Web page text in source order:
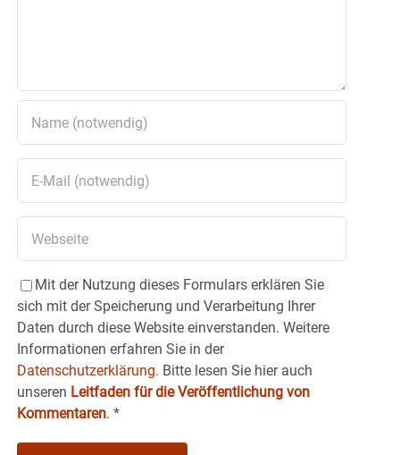
Mit der Nutzung dieses Formulars erklären Sie
sich mit der Speicherung und Verarbeitung Ihrer
Daten durch diese Website einverstanden. Weitere
Informationen erfahren Sie in der
Datenschutzerklärung. Bitte lesen Sie hier auch
unseren Leitfaden für die Veröffentlichung von
Kommentaren. *